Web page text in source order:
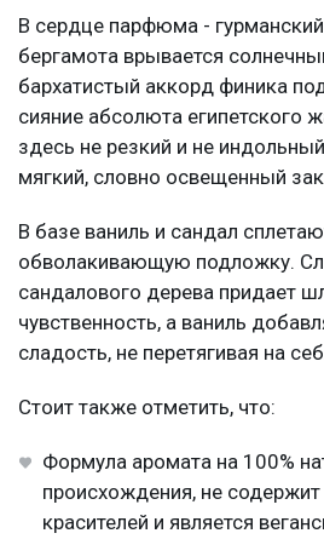
В сердце парфюма -
бергамота врывается
бархатистый аккорд финика
сияние абсолюта египетского
здесь не резкий и не
мягкий, словно освещенный
В базе ваниль и сандал
обволакивающую подложку.
сандалового дерева придает
чувственность, а ваниль
сладость, не перетягивая на
Стоит также отметить, что:
Формула аромата на 100%
происхождения, не
красителей и является